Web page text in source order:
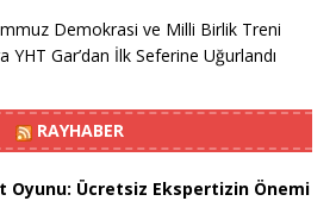
Demokrasi ve Milli Birlik Treni
YHT Gar’dan İlk Seferine Uğurlandı
RAYHABER
Oyunu: Ücretsiz Ekspertizin Önemi